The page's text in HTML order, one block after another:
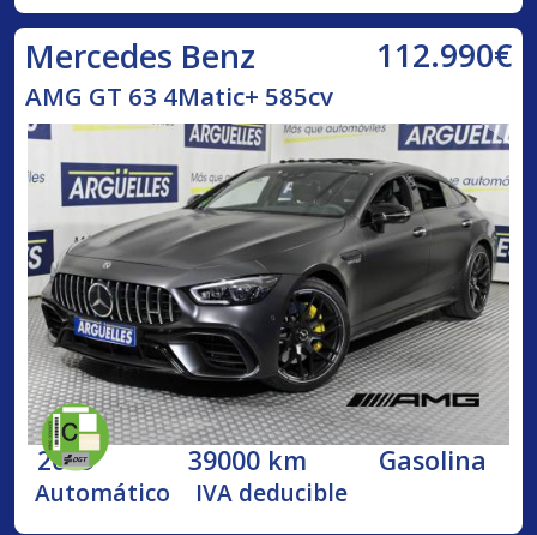
Mercedes Benz 112.990€
AMG GT 63 4Matic+ 585cv
2019 39000 km Gasolina
Automático IVA deducible